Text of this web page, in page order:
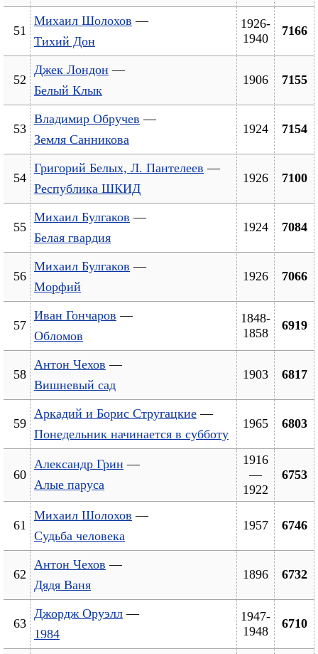
51
Михаил Шолохов —
Тихий Дон
1926-
1940
7166
52
Джек Лондон —
Белый Клык
1906 7155
53
Владимир Обручев —
Земля Санникова
1924 7154
54
Григорий Белых, Л. Пантелеев —
Республика ШКИД
1926 7100
55
Михаил Булгаков —
Белая гвардия
1924 7084
56
Михаил Булгаков —
Морфий
1926 7066
57
Иван Гончаров —
Обломов
1848-
1858
6919
58
Антон Чехов —
Вишневый сад
1903 6817
59
Аркадий и Борис Стругацкие —
Понедельник начинается в субботу
1965 6803
60
Александр Грин —
Алые паруса
1916
—
1922
6753
61
Михаил Шолохов —
Судьба человека
1957 6746
62
Антон Чехов —
Дядя Ваня
1896 6732
63
Джордж Оруэлл —
1984
1947-
1948
6710